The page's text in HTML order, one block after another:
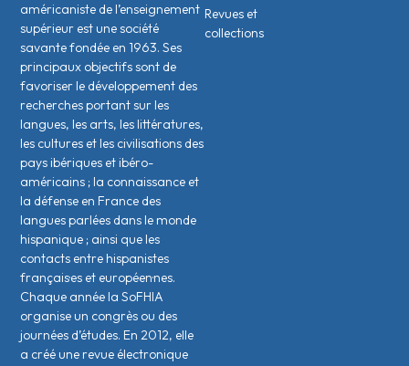
Revues et
collections
américaniste de l’enseignement
supérieur est une société
savante fondée en 1963. Ses
principaux objectifs sont de
favoriser le développement des
recherches portant sur les
langues, les arts, les littératures,
les cultures et les civilisations des
pays ibériques et ibéro-
américains ; la connaissance et
la défense en France des
langues parlées dans le monde
hispanique ; ainsi que les
contacts entre hispanistes
français·es et européen·nes.
Chaque année la SoFHIA
organise un congrès ou des
journées d’études. En 2012, elle
a créé une revue électronique